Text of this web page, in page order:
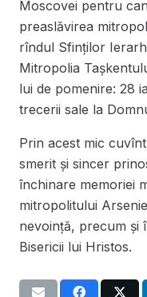
Moscovei pentru
preaslăvirea
rîndul Sfinților
Mitropolia
lui de pomenire: 28
trecerii sale la
Prin acest mic
smerit și sincer
închinare memoriei
mitropolitului
nevoință, precum și
Bisericii lui Hristos.